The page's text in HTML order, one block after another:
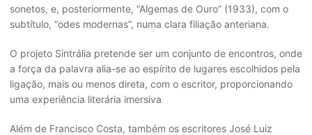
sonetos, e, posteriormente, “Algemas de Ouro” (1933), com o
subtítulo, “odes modernas”, numa clara filiação anteriana.
O projeto Sintrália pretende ser um conjunto de encontros, onde
a força da palavra alia-se ao espírito de lugares escolhidos pela
ligação, mais ou menos direta, com o escritor, proporcionando
uma experiência literária imersiva
Além de Francisco Costa, também os escritores José Luiz